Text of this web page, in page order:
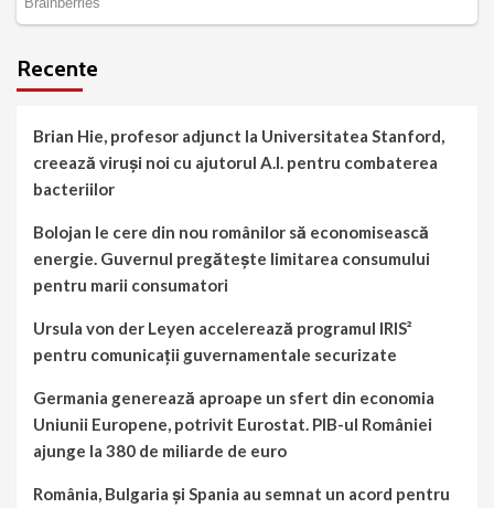
Recente
Brian Hie, profesor adjunct la Universitatea Stanford,
creează viruși noi cu ajutorul A.I. pentru combaterea
bacteriilor
Bolojan le cere din nou românilor să economisească
energie. Guvernul pregătește limitarea consumului
pentru marii consumatori
Ursula von der Leyen accelerează programul IRIS²
pentru comunicații guvernamentale securizate
Germania generează aproape un sfert din economia
Uniunii Europene, potrivit Eurostat. PIB-ul României
ajunge la 380 de miliarde de euro
România, Bulgaria și Spania au semnat un acord pentru